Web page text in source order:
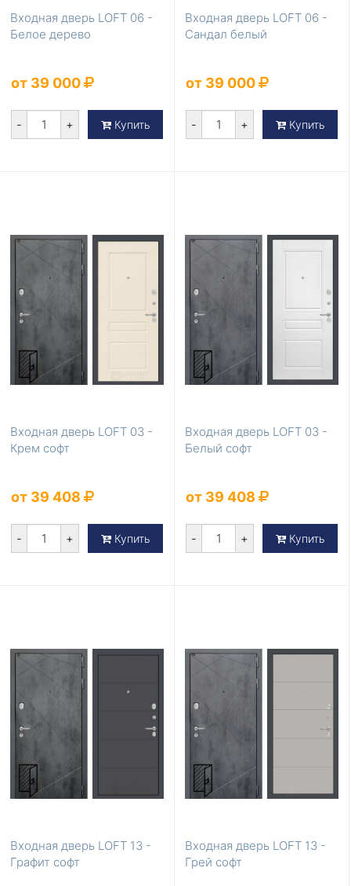
Входная дверь LOFT 06 -
Белое дерево
от 39 000
- + Купить
Входная дверь LOFT 06 -
Сандал белый
от 39 000
- + Купить
Входная дверь LOFT 03 -
Крем софт
от 39 408
- + Купить
Входная дверь LOFT 03 -
Белый софт
от 39 408
- + Купить
Входная дверь LOFT 13 -
Графит софт
Входная дверь LOFT 13 -
Грей софт